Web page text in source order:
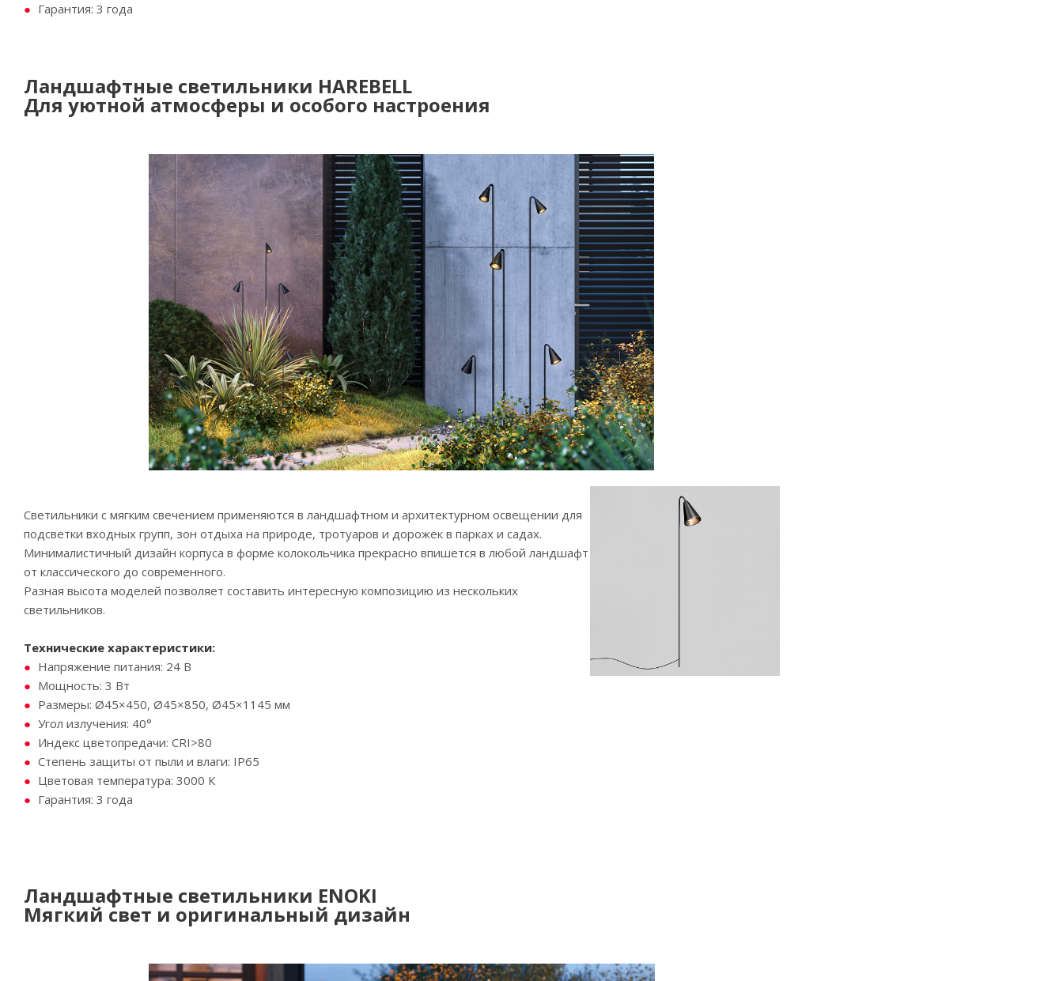
Гарантия: 3 года
Ландшафтные светильники HAREBELL
Для уютной атмосферы и особого настроения
Светильники с мягким свечением применяются в ландшафтном и архитектурном освещении для
подсветки входных групп, зон отдыха на природе, тротуаров и дорожек в парках и садах.
Минималистичный дизайн корпуса в форме колокольчика прекрасно впишется в любой ландшафт
от классического до современного.
Разная высота моделей позволяет составить интересную композицию из нескольких
светильников.
Технические характеристики:
Напряжение питания: 24 В
Мощность: 3 Вт
Размеры: Ø45×450, Ø45×850, Ø45×1145 мм
Угол излучения: 40°
Индекс цветопредачи: CRI>80
Степень защиты от пыли и влаги: IP65
Цветовая температура: 3000 К
Гарантия: 3 года
Ландшафтные светильники ENOKI
Мягкий свет и оригинальный дизайн